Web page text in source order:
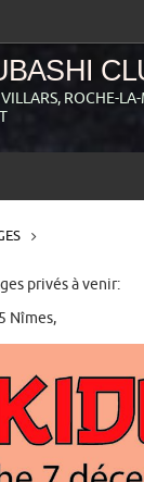
ROCHE-
privés à venir:
Nîmes,